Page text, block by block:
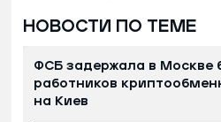
НОВОСТИ ПО ТЕМЕ
ФСБ задержала в Москве
работников
на Киев